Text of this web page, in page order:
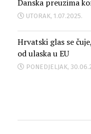
Danska preuzima
UTORAK, 1.07.2025.
Hrvatski glas se
od ulaska u EU
PONEDJELJAK,